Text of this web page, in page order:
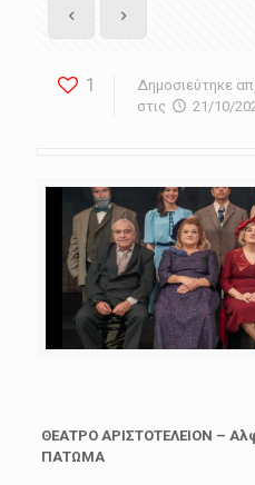
1 Δημοσιεύτηκε
στις
21/10/
ΘΕΑΤΡΟ ΑΡΙΣΤΟΤΕΛΕΙΟΝ –
ΠΑΤΩΜΑ